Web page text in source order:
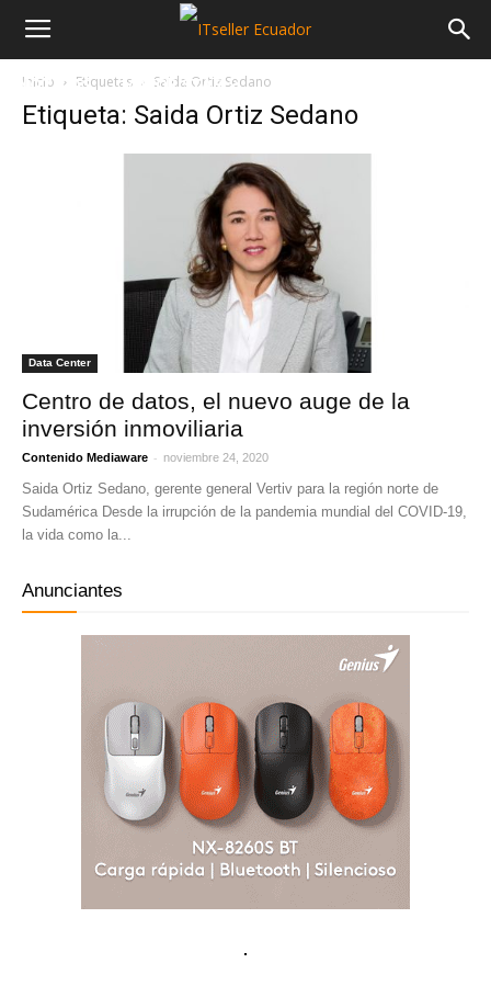
NOTICIAS MAYORISTAS
Inicio Etiquetas Saida Ortiz Sedano
Etiqueta: Saida Ortiz Sedano
Data Center
Centro de datos, el nuevo auge de la
inversión inmoviliaria
Contenido Mediaware - noviembre 24, 2020
Saida Ortiz Sedano, gerente general Vertiv para la región norte de
Sudamérica Desde la irrupción de la pandemia mundial del COVID-19,
la vida como la...
Anunciantes